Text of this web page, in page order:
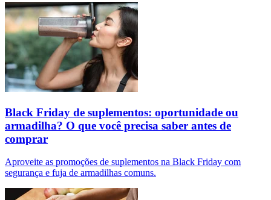
Black Friday de suplementos: oportunidade ou
armadilha? O que você precisa saber antes de
comprar
Aproveite as promoções de suplementos na Black Friday com
segurança e fuja de armadilhas comuns.